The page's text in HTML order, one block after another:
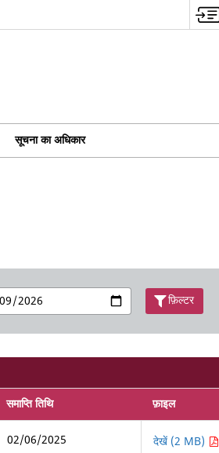
सूचना का अधिकार
फ़िल्टर
समाप्ति तिथि फ़ाइल
02/06/2025 देखें (2 MB)